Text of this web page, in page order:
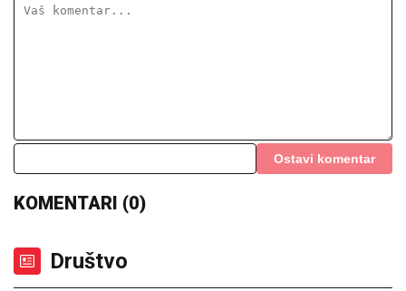
Ostavi komentar
KOMENTARI (0)
Društvo